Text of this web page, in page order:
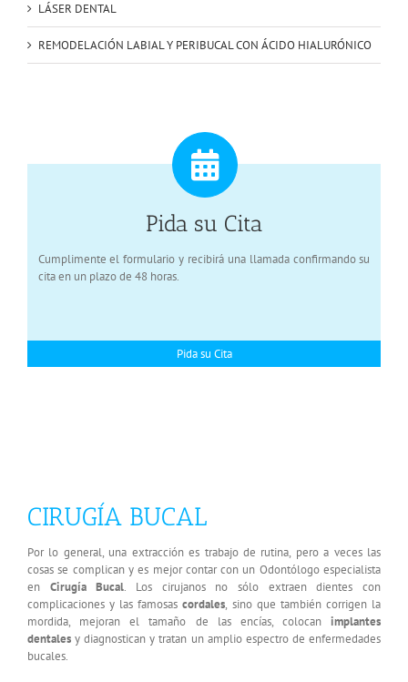
LÁSER DENTAL
REMODELACIÓN LABIAL Y PERIBUCAL CON ÁCIDO HIALURÓNICO
Pida su Cita
Cumplimente el formulario y recibirá una llamada confirmando su
cita en un plazo de 48 horas.
Pida su Cita
CIRUGÍA BUCAL
Por lo general, una extracción es trabajo de rutina, pero a veces las
cosas se complican y es mejor contar con un Odontólogo especialista
en Cirugía Bucal. Los cirujanos no sólo extraen dientes con
complicaciones y las famosascordales, sino que también corrigen la
mordida, mejoran el tamaño de las encías, colocan implantes
dentales y diagnostican y tratan un amplio espectro de enfermedades
bucales.